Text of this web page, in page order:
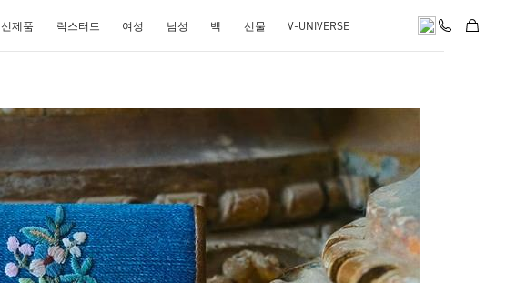
신제품 락스터드 여성 남성 백 선물 V-UNIVERSE